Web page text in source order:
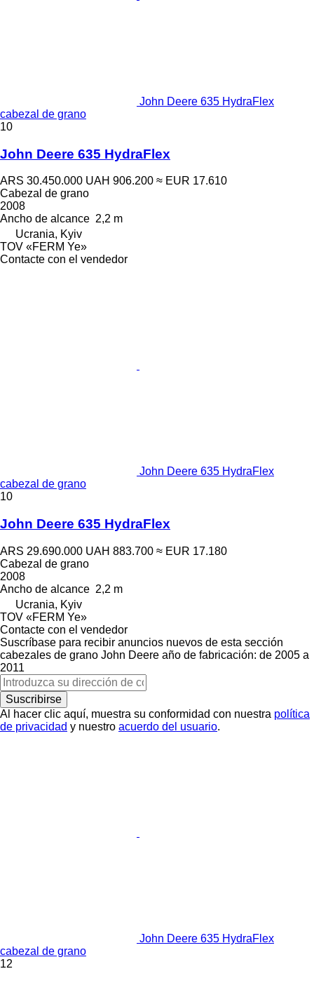
John Deere 635 HydraFlex
cabezal de grano
10
John Deere 635 HydraFlex
ARS 30.450.000 UAH 906.200 ≈ EUR 17.610
Cabezal de grano
2008
Ancho de alcance 2,2 m
Ucrania, Kyiv
TOV «FERM Ye»
Contacte con el vendedor
John Deere 635 HydraFlex
cabezal de grano
10
John Deere 635 HydraFlex
ARS 29.690.000 UAH 883.700 ≈ EUR 17.180
Cabezal de grano
2008
Ancho de alcance 2,2 m
Ucrania, Kyiv
TOV «FERM Ye»
Contacte con el vendedor
Suscríbase para recibir anuncios nuevos de esta sección
cabezales de grano John Deere año de fabricación: de 2005 a
2011
Suscribirse
Al hacer clic aquí, muestra su conformidad con nuestra política
de privacidad y nuestro acuerdo del usuario.
John Deere 635 HydraFlex
cabezal de grano
12